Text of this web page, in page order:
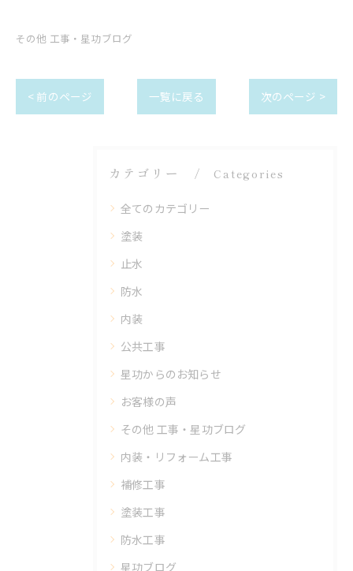
その他 工事・星功ブログ
< 前のページ 一覧に戻る 次のページ >
カテゴリー Categories
全てのカテゴリー
塗装
止水
防水
内装
公共工事
星功からのお知らせ
お客様の声
その他 工事・星功ブログ
内装・リフォーム工事
補修工事
塗装工事
防水工事
星功ブログ